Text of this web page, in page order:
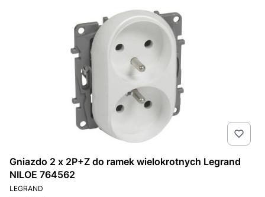
Gniazdo 2 x 2P+Z do ramek wielokrotnych Legrand
NILOE 764562
PRODUCENT
LEGRAND